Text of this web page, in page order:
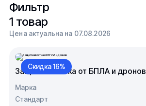
Фильтр
1 товар
Цена актуальна на 07.08.2026
Скидка 16%
Защитная сетка от БПЛА и дронов
Марка
Стандарт